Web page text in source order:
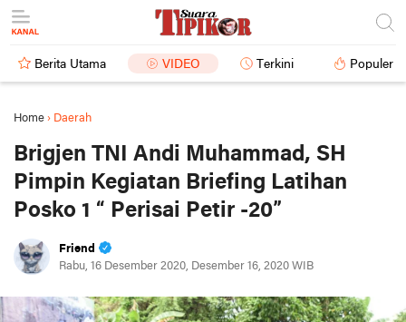
Berita Utama VIDEO Terkini Populer
Home › Daerah
Brigjen TNI Andi Muhammad, SH
Pimpin Kegiatan Briefing Latihan
Posko 1 “ Perisai Petir -20”
Friend
Rabu, 16 Desember 2020, Desember 16, 2020 WIB